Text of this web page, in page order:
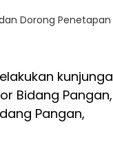
Dorong Penetapan
Bidang Pangan,
Pangan,